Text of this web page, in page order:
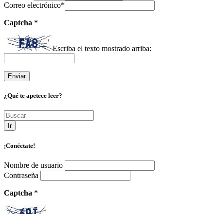
Correo electrónico*
Captcha *
Escriba el texto mostrado arriba:
¿Qué te apetece leer?
Ir
¡Conéctate!
Nombre de usuario
Contraseña
Captcha *